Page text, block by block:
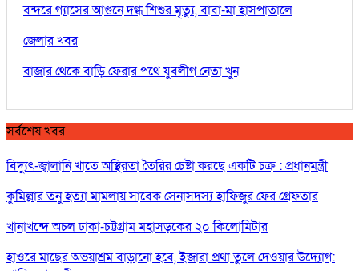
বন্দরে গ্যাসের আগুনে দগ্ধ শিশুর মৃত্যু, বাবা-মা হাসপাতালে
জেলার খবর
বাজার থেকে বাড়ি ফেরার পথে যুবলীগ নেতা খুন
সর্বশেষ খবর
বিদ্যুৎ-জ্বালানি খাতে অস্থিরতা তৈরির চেষ্টা করছে একটি চক্র : প্রধানমন্ত্রী
কুমিল্লার তনু হত্যা মামলায় সাবেক সেনাসদস্য হাফিজুর ফের গ্রেফতার
খানাখন্দে অচল ঢাকা-চট্টগ্রাম মহাসড়কের ২০ কিলোমিটার
হাওরে মাছের অভয়াশ্রম বাড়ানো হবে, ইজারা প্রথা তুলে দেওয়ার উদ্যোগ: